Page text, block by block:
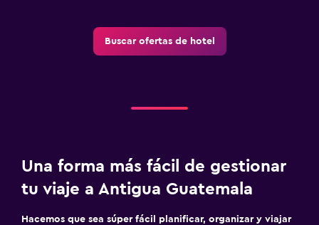
Buscar ofertas de hotel
Una forma más fácil de gestionar
tu viaje a Antigua Guatemala
Hacemos que sea súper fácil planificar, organizar y viajar